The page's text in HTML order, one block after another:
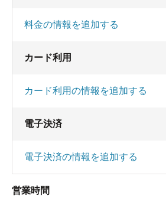
料金の情報を追加する
カード利用
カード利用の情報を追加する
電子決済
電子決済の情報を追加する
営業時間